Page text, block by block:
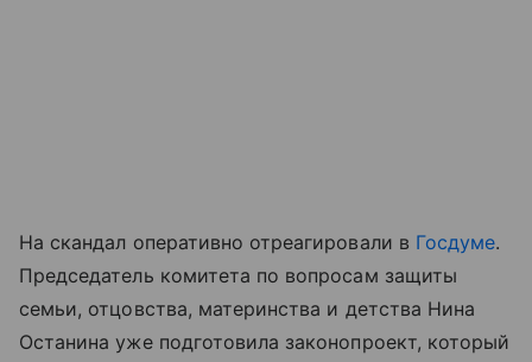
На скандал оперативно отреагировали в Госдуме.
Председатель комитета по вопросам защиты
семьи, отцовства, материнства и детства Нина
Останина уже подготовила законопроект, который